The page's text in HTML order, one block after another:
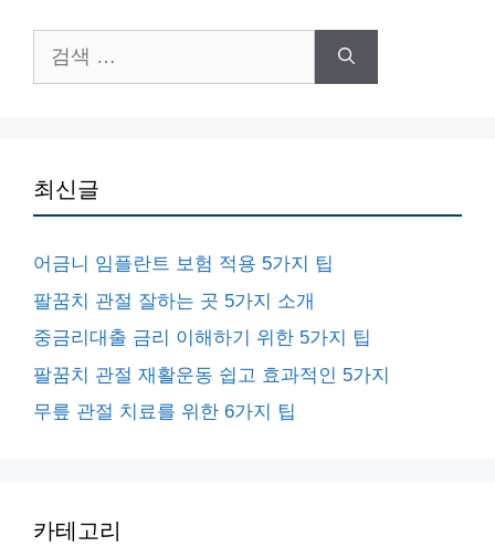
색:
최신글
어금니 임플란트 보험 적용 5가지 팁
팔꿈치 관절 잘하는 곳 5가지 소개
중금리대출 금리 이해하기 위한 5가지 팁
팔꿈치 관절 재활운동 쉽고 효과적인 5가지
무릎 관절 치료를 위한 6가지 팁
카테고리